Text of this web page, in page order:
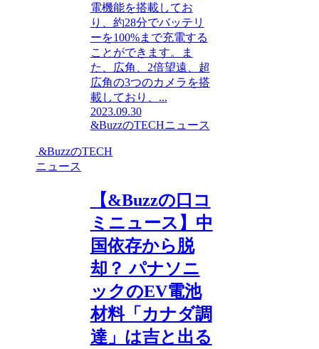
電機能を搭載してお
り、約28分でバッテリ
ーを100%まで充電する
ことができます。ま
た、広角、2倍望遠、超
広角の3つのカメラを搭
載しており、...
2023.09.30
&BuzzのTECHニュース
&BuzzのTECH
ニュース
【&Buzzの口コ
ミニュース】中
国依存から脱
却？ パナソニ
ックのEV電池
材料「カナダ調
達」は吉と出る